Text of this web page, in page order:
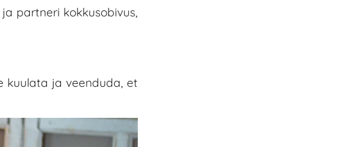
partneri kokkusobivus,
kuulata ja veenduda, et